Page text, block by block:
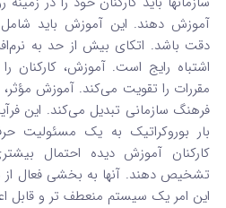
آموزش دهند. این آموزش باید شامل
دقت باشد. اتکای بیش از حد به
اشتباه رایج است. آموزش، کارکنان
مقررات را تقویت می‌کند. آموزش
فرهنگ سازمانی تبدیل می‌کند. این
بار بوروکراتیک به یک مسئولیت
کارکنان آموزش دیده احتمال
تشخیص دهند. آنها به بخشی فعال
این امر یک سیستم منعطف تر و قابل